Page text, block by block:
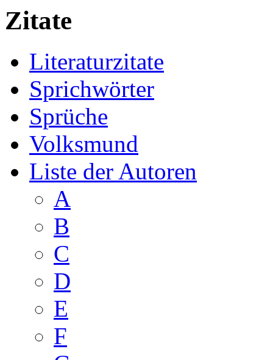
Zitate
Literaturzitate
Sprichwörter
Sprüche
Volksmund
Liste der Autoren
A
B
C
D
E
F